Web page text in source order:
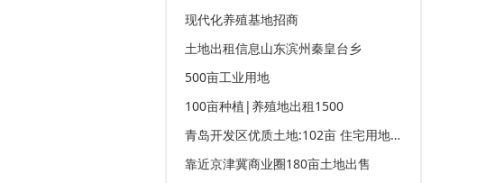
现代化养殖基地招商
土地出租信息山东滨州秦皇台乡
500亩工业用地
100亩种植|养殖地出租1500
青岛开发区优质土地:102亩 住宅用地 黄金位置
靠近京津冀商业圈180亩土地出售